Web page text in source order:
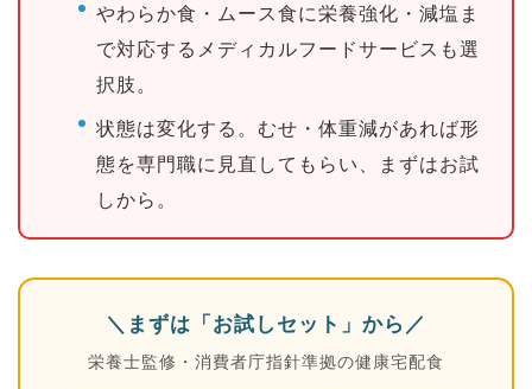
やわらか食・ムース食に栄養強化・減塩ま
で対応するメディカルフードサービスも選
択肢。
状態は変化する。むせ・体重減があれば形
態を専門職に見直してもらい、まずはお試
しから。
＼まずは「お試しセット」から／
栄養士監修・消費者庁指針準拠の健康宅配食